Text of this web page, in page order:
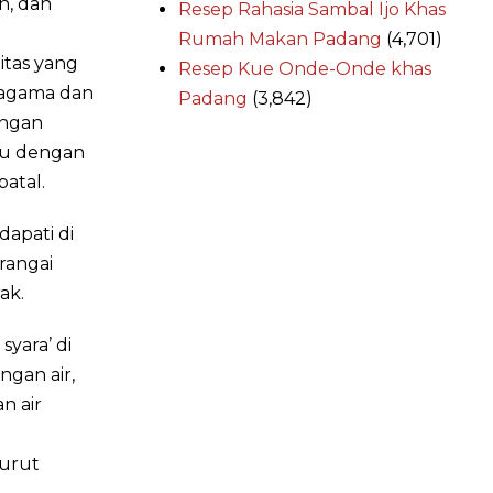
yang
dan
dengan
di
di
air,
air
Resep Rahasia Sambal Ijo Khas
Rumah Makan Padang (4,701)
Resep Kue Onde-Onde khas
Padang (3,842)